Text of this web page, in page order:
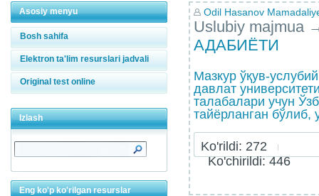
Asosiy menyu
Bosh sahifa
Elektron ta'lim resurslari jadvali
Original test online
Izlash
Eng ko'p ko'rilgan resurslar
Odil Hasanov
Uslubiy majmua
АДАБИЁТИ
Мазкур ўқув-
давлат
талабалари учун
тайёрланган бўлиб,
Ko'rildi: 272
Ko'chirildi: 446